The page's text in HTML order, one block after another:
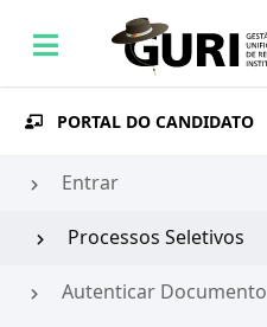
PORTAL DO CANDIDATO
Entrar
Processos Seletivos
Autenticar Documento